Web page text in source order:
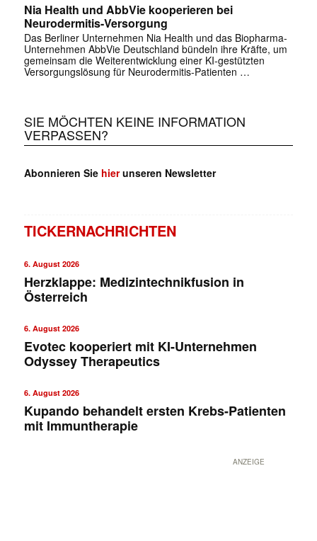
Nia Health und AbbVie kooperieren bei
Neurodermitis-Versorgung
Das Berliner Unternehmen Nia Health und das Biopharma-
Unternehmen AbbVie Deutschland bündeln ihre Kräfte, um
gemeinsam die Weiterentwicklung einer KI-gestützten
Versorgungslösung für Neurodermitis-Patienten …
SIE MÖCHTEN KEINE INFORMATION
VERPASSEN?
Abonnieren Sie hierunseren Newsletter
TICKERNACHRICHTEN
6. August 2026
Herzklappe: Medizintechnikfusion in
Österreich
6. August 2026
Evotec kooperiert mit KI-Unternehmen
Odyssey Therapeutics
6. August 2026
Kupando behandelt ersten Krebs-Patienten
mit Immuntherapie
ANZEIGE